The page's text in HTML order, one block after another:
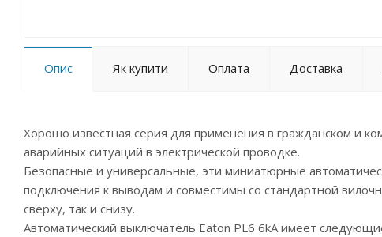
Опис Як купити Оплата Доставка
Хорошо известная серия для применения в гражданском и
аварийных ситуаций в электрической проводке.
Безопасные и универсальные, эти миниатюрные
подключения к выводам и совместимы со стандартной
сверху, так и снизу.
Автоматический выключатель Eaton PL6 6kA имеет